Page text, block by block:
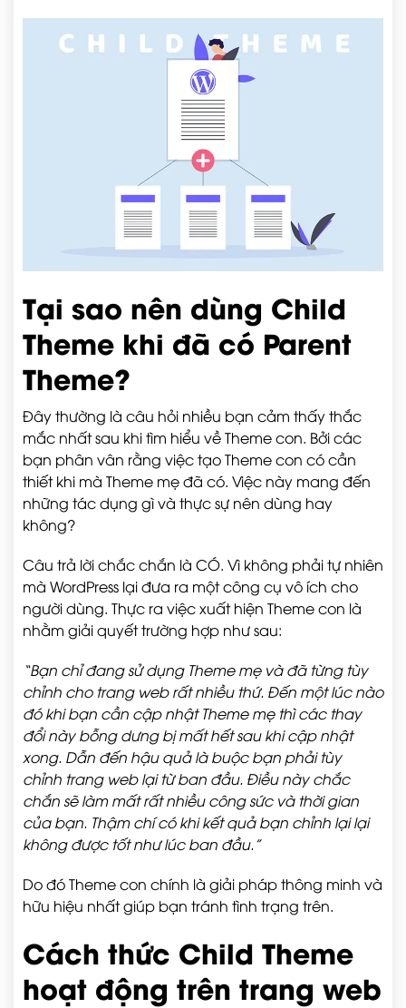
Tại sao nên dùng Child
Theme khi đã có Parent
Theme?
Đây thường là câu hỏi nhiều bạn cảm thấy thắc
mắc nhất sau khi tìm hiểu về Theme con. Bởi các
bạn phân vân rằng việc tạo Theme con có cần
thiết khi mà Theme mẹ đã có. Việc này mang đến
những tác dụng gì và thực sự nên dùng hay
không?
Câu trả lời chắc chắn là CÓ. Vì không phải tự nhiên
mà WordPress lại đưa ra một công cụ vô ích cho
người dùng. Thực ra việc xuất hiện Theme con là
nhằm giải quyết trường hợp như sau:
“Bạn chỉ đang sử dụng Theme mẹ và đã từng tùy
chỉnh cho trang web rất nhiều thứ. Đến một lúc nào
đó khi bạn cần cập nhật Theme mẹ thì các thay
đổi này bỗng dưng bị mất hết sau khi cập nhật
xong. Dẫn đến hậu quả là buộc bạn phải tùy
chỉnh trang web lại từ ban đầu. Điều này chắc
chắn sẽ làm mất rất nhiều công sức và thời gian
của bạn. Thậm chí có khi kết quả bạn chỉnh lại lại
không được tốt như lúc ban đầu.”
Do đó Theme con chính là giải pháp thông minh và
hữu hiệu nhất giúp bạn tránh tình trạng trên.
Cách thức Child Theme
hoạt động trên trang web